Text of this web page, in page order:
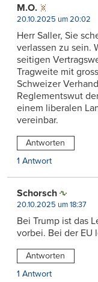
M.O.
20.10.2025 um 20:02
Herr Saller, Sie
verlassen zu sein.
seitigen
Tragweite mit
Schweizer
Reglementswut
einem liberalen
vereinbar.
Antworten
1 Antwort
Schorsch
20.10.2025 um 18:37
Bei Trump ist das
vorbei. Bei der EU
Antworten
1 Antwort